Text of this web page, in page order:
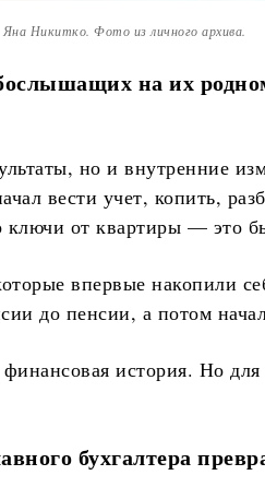
Яна Никитко. Фото из личного архива.
на их
но и внутренние
вести учет, копить,
от квартиры — это
впервые накопили
до пенсии, а потом
история. Но для
бухгалтера